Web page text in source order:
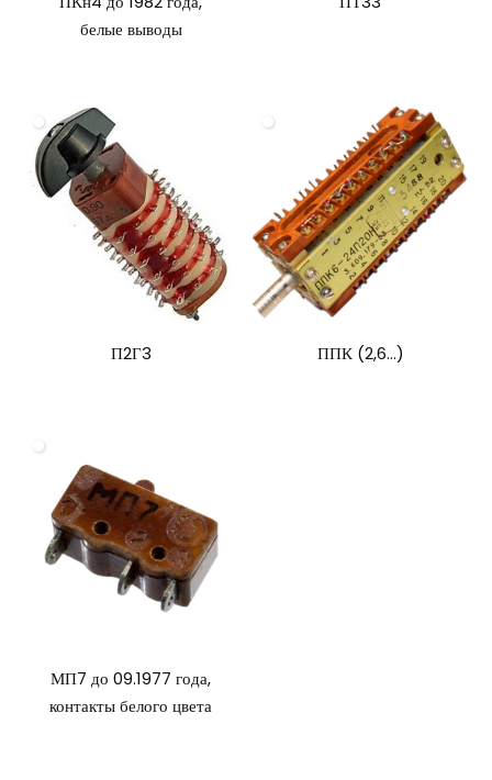
белые выводы
П2Г3 ППК (2,6…)
МП7 до 09.1977 года,
контакты белого цвета